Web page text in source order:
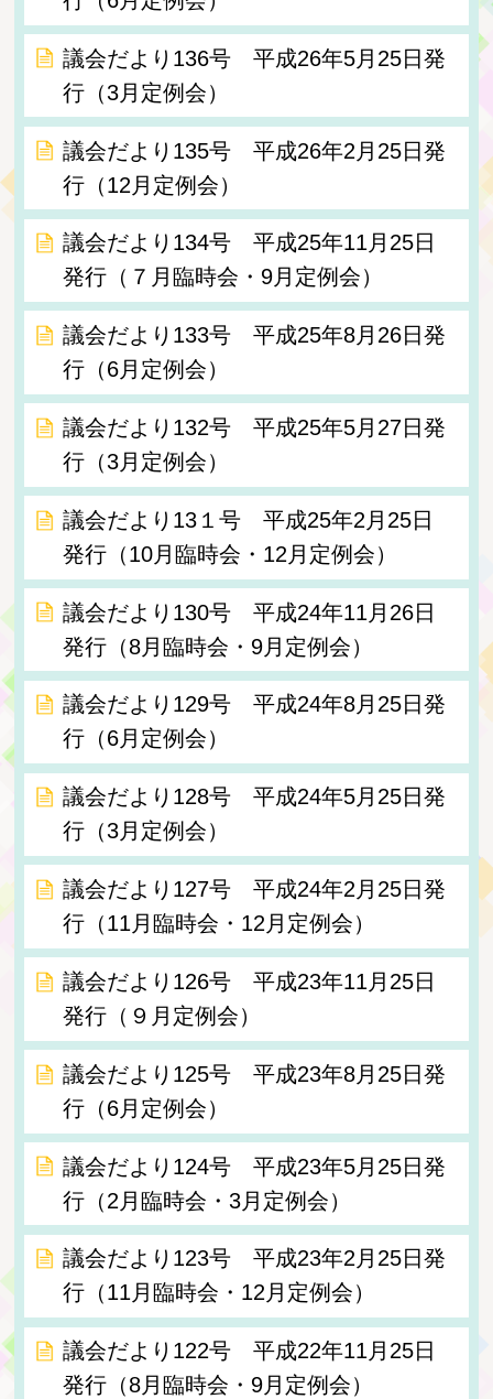
議会だより136号 平成26年5月25日発
行（3月定例会）
議会だより135号 平成26年2月25日発
行（12月定例会）
議会だより134号 平成25年11月25日
発行（７月臨時会・9月定例会）
議会だより133号 平成25年8月26日発
行（6月定例会）
議会だより132号 平成25年5月27日発
行（3月定例会）
議会だより13１号 平成25年2月25日
発行（10月臨時会・12月定例会）
議会だより130号 平成24年11月26日
発行（8月臨時会・9月定例会）
議会だより129号 平成24年8月25日発
行（6月定例会）
議会だより128号 平成24年5月25日発
行（3月定例会）
議会だより127号 平成24年2月25日発
行（11月臨時会・12月定例会）
議会だより126号 平成23年11月25日
発行（９月定例会）
議会だより125号 平成23年8月25日発
行（6月定例会）
議会だより124号 平成23年5月25日発
行（2月臨時会・3月定例会）
議会だより123号 平成23年2月25日発
行（11月臨時会・12月定例会）
議会だより122号 平成22年11月25日
発行（8月臨時会・9月定例会）